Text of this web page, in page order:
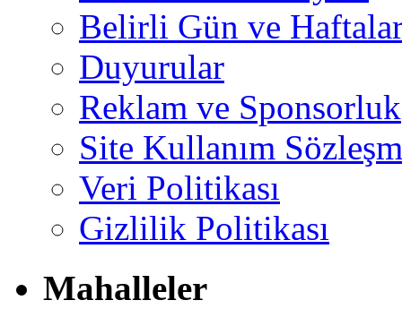
Belirli Gün ve
Duyurular
Reklam ve Sponsorluk
Site Kullanım
Veri Politikası
Gizlilik Politikası
Mahalleler